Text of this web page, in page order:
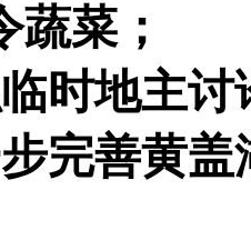
蔬菜；
时地主
完善黄